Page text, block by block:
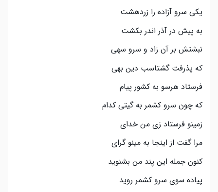
یکی سرو آزاده را زردهشت
به پیش در آذر اندر بکشت
نبشتش بر آن زاد و سرو سهی
که پذرفت گشتاسب دین بهی
فرستاد هرسو به کشور پیام
که چون سرو کشمر به گیتی کدام
زمینو فرستاد زی من خدای
مرا گفت از اینجا به مینو گرای
کنون جمله این پند من بشنوید
پیاده سوی سرو کشمر روید